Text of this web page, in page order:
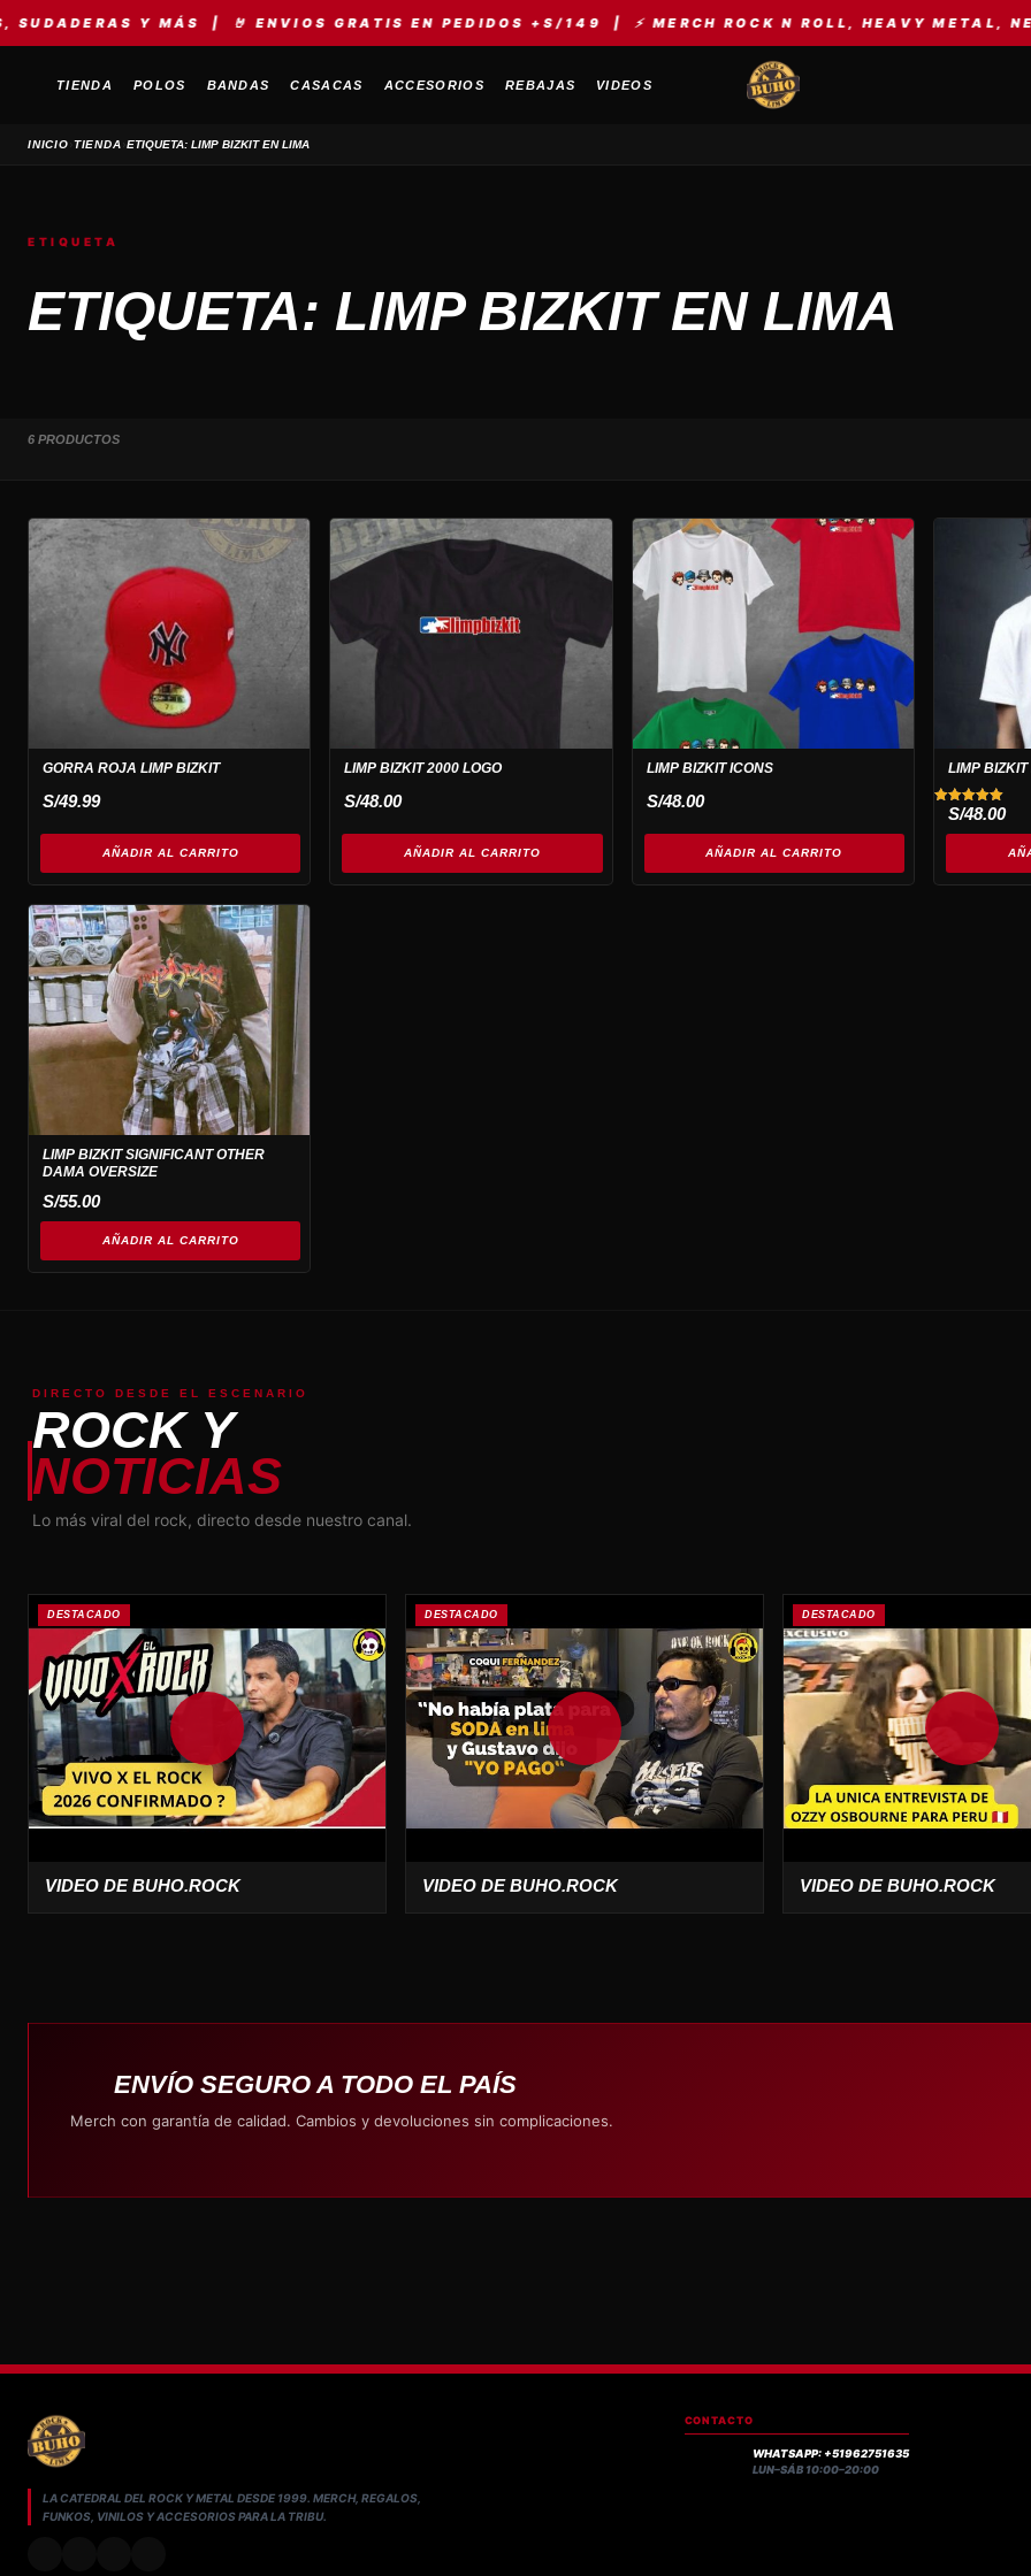
Y MÁS | 🤘 ENVIOS GRATIS EN PEDIDOS +S/149 | ⚡ MERCH ROCK N ROLL, HEAVY METAL,
TIENDA POLOS BANDAS CASACAS ACCESORIOS REBAJAS VIDEOS
INICIO›TIENDA›ETIQUETA: LIMP BIZKIT EN LIMA
ETIQUETA
ETIQUETA: LIMP BIZKIT EN LIMA
6 PRODUCTOS
GORRA ROJA LIMP BIZKIT
S/49.99
AÑADIR AL CARRITO
LIMP BIZKIT 2000 LOGO
S/48.00
AÑADIR AL CARRITO
LIMP BIZKIT ICONS
S/48.00
AÑADIR AL CARRITO
LIMP BIZKIT
Valorado
5.00
S/48.00
LIMP BIZKIT SIGNIFICANT OTHER
DAMA OVERSIZE
S/55.00
AÑADIR AL CARRITO
DIRECTO DESDE EL ESCENARIO
ROCK Y
NOTICIAS
Lo más viral del rock, directo desde nuestro canal.
DESTACADO
VIDEO DE BUHO.ROCK
DESTACADO
VIDEO DE BUHO.ROCK
DESTACADO
VIDEO DE BUHO.ROCK
ENVÍO SEGURO A TODO EL PAÍS
Merch con garantía de calidad. Cambios y devoluciones sin complicaciones.
LA CATEDRAL DEL ROCK Y METAL DESDE 1999. MERCH, REGALOS,
FUNKOS, VINILOS Y ACCESORIOS PARA LA TRIBU.
CONTACTO
WHATSAPP: +51962751635
LUN–SÁB 10:00–20:00